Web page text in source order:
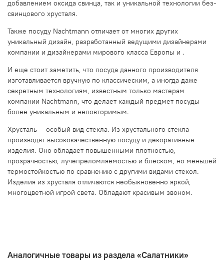
добавлением оксида свинца, так и уникальной технологии без-
свинцового хрусталя.
Также посуду Nachtmann отличает от многих других
уникальный дизайн, разработанный ведущими дизайнерами
компании и дизайнерами мирового класса Европы и .
И еще стоит заметить, что посуда данного производителя
изготавливается вручную по классическим, а иногда даже
секретным технологиям, известным только мастерам
компании Nachtmann, что делает каждый предмет посуды
более уникальным и неповторимым.
Хрусталь — особый вид стекла. Из хрустального стекла
производят высококачественную посуду и декоративные
изделия. Оно обладает повышенными плотностью,
прозрачностью, лучепреломляемостью и блеском, но меньшей
термостойкостью по сравнению с другими видами стекол.
Изделия из хрусталя отличаются необыкновенно яркой,
многоцветной игрой света. Обладают красивым звоном.
Аналогичные товары из раздела «Салатники»